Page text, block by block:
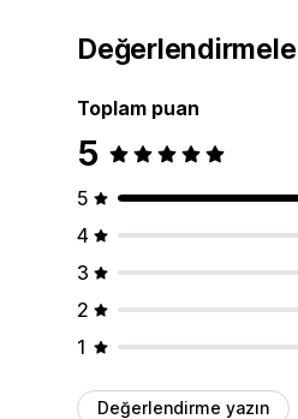
Toplam puan
5
5
4
3
2
1
Değerlendirme yazın